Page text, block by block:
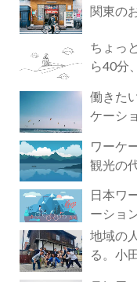
関東の
ちょっ
ら40分
働きた
ケーシ
ワーケ
観光の
日本ワ
ーショ
地域の
る。小